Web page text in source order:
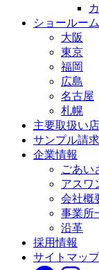
ショールーム
大阪
東京
福岡
広島
名古屋
札幌
主要取扱い店
サンプル請求
企業情報
ごあい
アスワ
会社概
事業所
沿革
採用情報
サイトマップ